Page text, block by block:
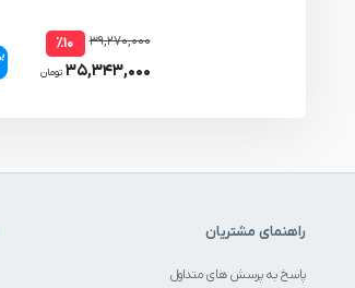
۳۹,۲۷۰,۰۰۰ ٪۱۰
۳۵,۳۴۳,۰۰۰ تومان
راهنمای مشتریان
پاسخ به پرسش های متداول